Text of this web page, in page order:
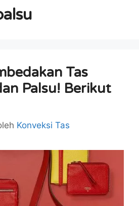
Tas
Palsu! Berikut
Konveksi Tas